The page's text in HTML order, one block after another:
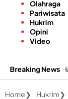
Olahraga
Pariwisata
Hukrim
Opini
Video
Breaking News
Layanan Poli
Home Hukrim